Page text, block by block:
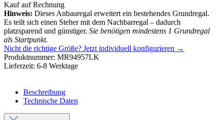
Kauf auf Rechnung
Hinweis: Dieses Anbauregal erweitert ein bestehendes Grundregal.
Es teilt sich einen Steher mit dem Nachbarregal – dadurch
platzsparend und günstiger. Sie benötigen mindestens 1 Grundregal
als Startpunkt.
Nicht die richtige Größe? Jetzt individuell konfigurieren →
Produktnummer: MR94957LK
Lieferzeit: 6-8 Werktage
Beschreibung
Technische Daten